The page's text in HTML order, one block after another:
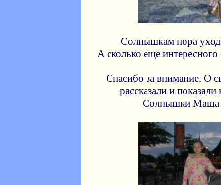
Солнышкам пора
А сколько еще
Спасибо за внимание. О
рассказали и
Солнышки Маша